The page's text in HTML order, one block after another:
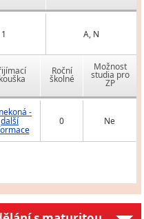
1 A, N
Roční
školné
Možnost
studia pro
ZP
-
další 0 Ne